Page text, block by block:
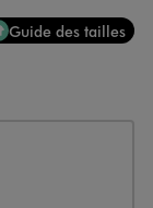
Guide des tailles